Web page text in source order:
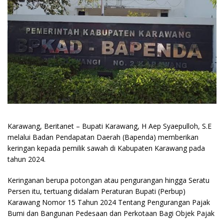
Karawang, Beritanet – Bupati Karawang, H Aep Syaepulloh, S.E
melalui Badan Pendapatan Daerah (Bapenda) memberikan
keringan kepada pemilik sawah di Kabupaten Karawang pada
tahun 2024.
Keringanan berupa potongan atau pengurangan hingga Seratu
Persen itu, tertuang didalam Peraturan Bupati (Perbup)
Karawang Nomor 15 Tahun 2024 Tentang Pengurangan Pajak
Bumi dan Bangunan Pedesaan dan Perkotaan Bagi Objek Pajak